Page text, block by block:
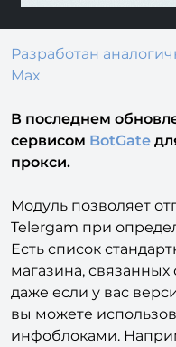
Разработан
Max
В последнем
сервисом BotGate
прокси.
Модуль позволяет
Telergam при
Есть список
магазина,
даже если у вас
вы можете
инфоблоками.